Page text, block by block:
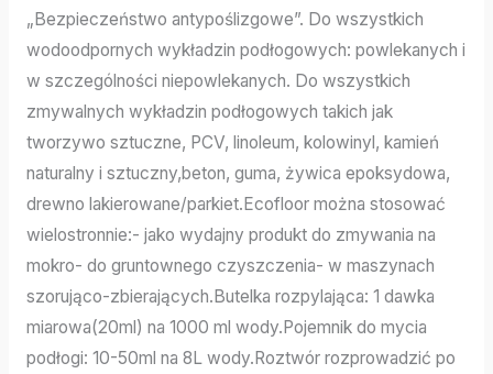
„Bezpieczeństwo antypoślizgowe”. Do wszystkich
wodoodpornych wykładzin podłogowych: powlekanych i
w szczególności niepowlekanych. Do wszystkich
zmywalnych wykładzin podłogowych takich jak
tworzywo sztuczne, PCV, linoleum, kolowinyl, kamień
naturalny i sztuczny,beton, guma, żywica epoksydowa,
drewno lakierowane/parkiet.Ecofloor można stosować
wielostronnie:- jako wydajny produkt do zmywania na
mokro- do gruntownego czyszczenia- w maszynach
szorująco-zbierających.Butelka rozpylająca: 1 dawka
miarowa(20ml) na 1000 ml wody.Pojemnik do mycia
podłogi: 10-50ml na 8L wody.Roztwór rozprowadzić po